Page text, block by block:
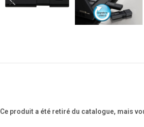
Ce produit a été retiré du catalogue, mais